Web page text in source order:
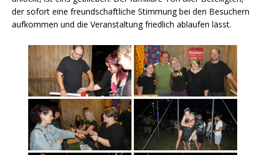
der sofort eine freundschaftliche Stimmung bei den Besuchern
aufkommen und die Veranstaltung friedlich ablaufen lässt.